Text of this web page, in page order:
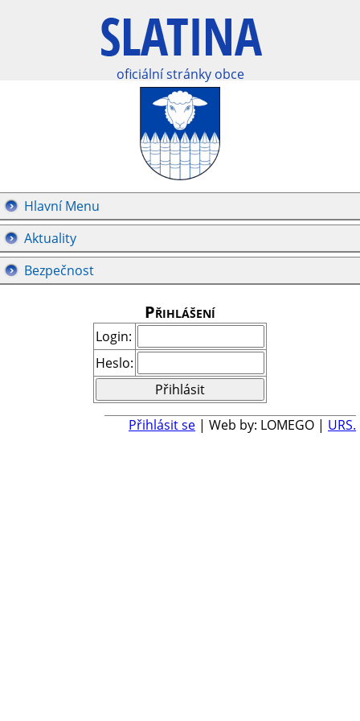
oficiální stránky obce
Hlavní Menu
Aktuality
Bezpečnost
Přihlášení
Login:
Heslo:
Přihlásit se | Web by: LOMEGO | URS.